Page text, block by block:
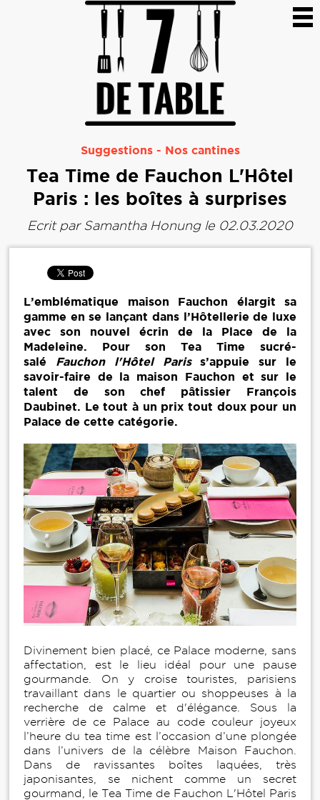
Suggestions- Nos cantines
Tea Time de Fauchon L'Hôtel
Paris : les boîtes à surprises
Ecrit par Samantha Honungle 02.03.2020
L’emblématique maison Fauchon élargit sa
gamme en se lançant dans l’Hôtellerie de luxe
avec son nouvel écrin de la Place de la
Madeleine. Pour son Tea Time sucré-
salé Fauchon l'Hôtel Pariss’appuie sur le
savoir-faire de la maison Fauchon et sur le
talent de son chef pâtissier François
Daubinet. Le tout à un prix tout doux pour un
Palace de cette catégorie.
Divinement bien placé, ce Palace moderne, sans
affectation, est le lieu idéal pour une pause
gourmande. On y croise touristes, parisiens
travaillant dans le quartier ou shoppeuses à la
recherche de calme et d'élégance. Sous la
verrière de ce Palace au code couleur joyeux
l’heure du tea time est l’occasion d’une plongée
dans l’univers de la célèbre Maison Fauchon.
Dans de ravissantes boîtes laquées, très
japonisantes, se nichent comme un secret
gourmand, le Tea Time de Fauchon L'Hôtel Paris